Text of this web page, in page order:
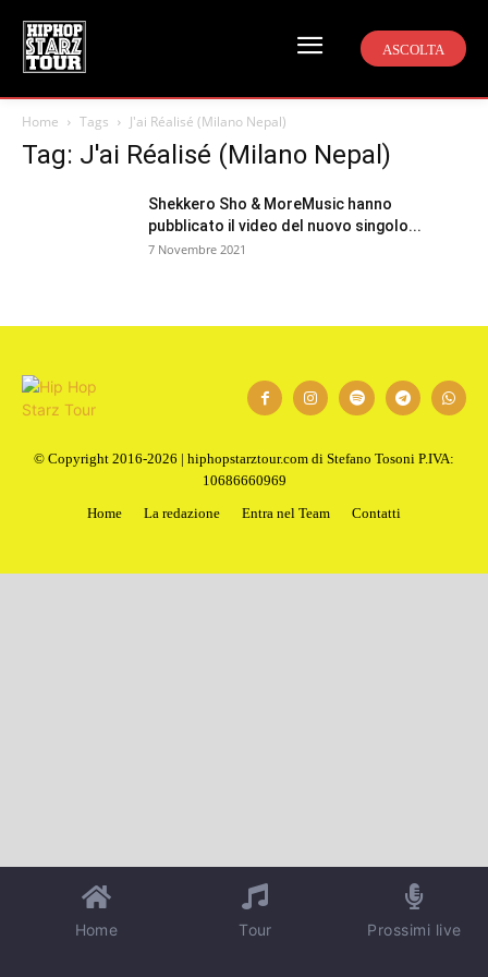
ASCOLTA
Home Tags J'ai Réalisé (Milano Nepal)
Tag: J'ai Réalisé (Milano Nepal)
Shekkero Sho & MoreMusic hanno
pubblicato il video del nuovo singolo...
7 Novembre 2021
© Copyright 2016-2026 | hiphopstarztour.com di Stefano Tosoni P.IVA:
10686660969
Home
La redazione Entra nel Team Contatti
Home Tour Prossimi live